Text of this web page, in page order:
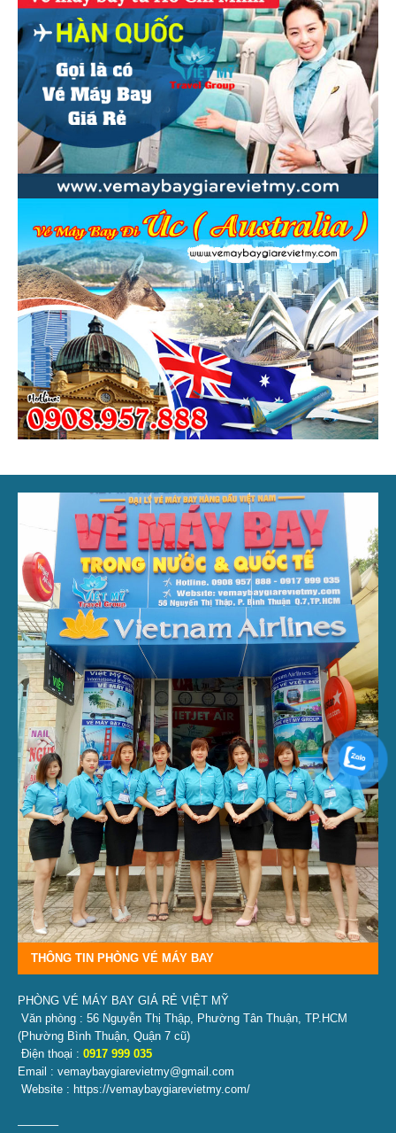
THÔNG TIN PHÒNG VÉ MÁY BAY
PHÒNG VÉ MÁY BAY GIÁ RẺ VIỆT MỸ
Văn phòng : 56 Nguyễn Thị Thập, Phường Tân Thuận, TP.HCM
(Phường Bình Thuận, Quận 7 cũ)
Điện thoại : 0917 999 035
Email : vemaybaygiarevietmy@gmail.com
Website : https://vemaybaygiarevietmy.com/
———–